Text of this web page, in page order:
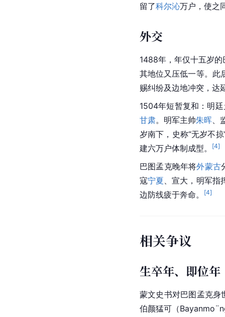
留了科尔沁万户，使之
外交
1488年，年仅十五岁
其地位又压低一等。此
赐纠纷及边地冲突，达
1504年短暂复和：明
甘肃。明军主帅朱晖、
岁南下，史称“无岁不
建六万户体制成型。
[4]
巴图孟克晚年将外蒙古
寇宁夏、宣大，明军指
边防线疲于奔命。
[4]
相关争议
生卒年、即位年
蒙文史书对巴图孟克
伯颜猛可（